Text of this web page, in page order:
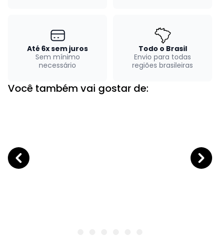
Até 6x sem juros
Sem mínimo
necessário
Todo o Brasil
Envio para todas
regiões brasileiras
Você também vai gostar de: